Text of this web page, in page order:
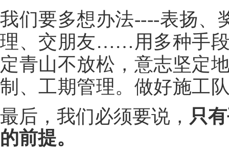
我们要多想办法----表扬、
理、交朋友……用多种手
定青山不放松，意志坚定
制、工期管理。做好施工
最后，我们必须要说， 只
的前提。